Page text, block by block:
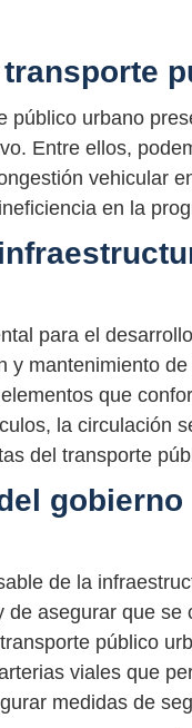
público urbano
Entre ellos,
vehicular
en la
para el
y mantenimiento
que
la circulación
del transporte
de la
asegurar que
público
viales que
medidas de